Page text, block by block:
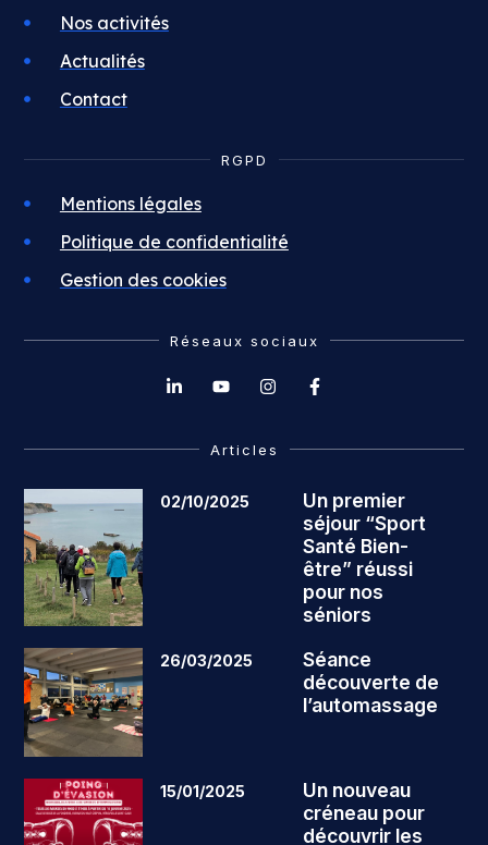
Nos activités
Actualités
Contact
RGPD
Mentions légales
Politique de confidentialité
Gestion des cookies
Réseaux sociaux
Articles
02/10/2025
Un premier
séjour “Sport
Santé Bien-
être” réussi
pour nos
séniors
26/03/2025
Séance
découverte de
l’automassage
15/01/2025
Un nouveau
créneau pour
découvrir les